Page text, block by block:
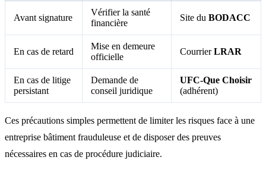
Avant signature
Vérifier la santé
financière
Site du BODACC
En cas de retard
Mise en demeure
officielle
CourrierLRAR
En cas de litige
persistant
Demande de
conseil juridique
UFC-Que Choisir
(adhérent)
Ces précautions simples permettent de limiter les risques face à une
entreprise bâtiment frauduleuse et de disposer des preuves
nécessaires en cas de procédure judiciaire.